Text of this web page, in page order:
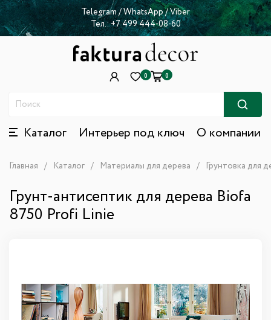
Тел.:+7 499 444-08-60
Telegram/WhatsApp/Viber
0 0
Каталог Интерьер под ключ О компании
Главная Каталог Материалы для дерева Грунтовка для
Грунт-антисептик для дерева Biofa
8750 Profi Linie